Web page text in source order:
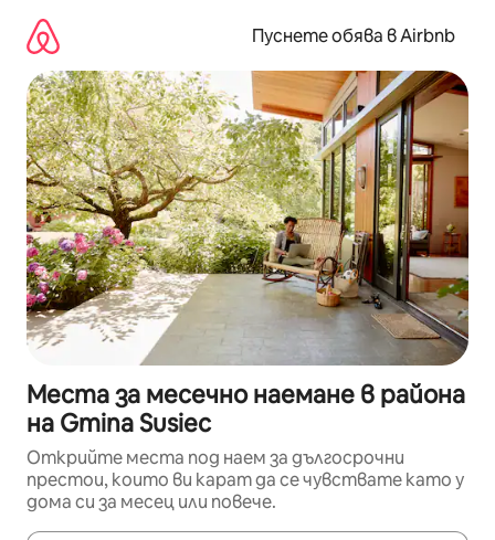
съдържанието
Пуснете обява в Airbnb
Места за месечно наемане в района
на Gmina Susiec
Открийте места под наем за дългосрочни
престои, които ви карат да се чувствате като у
дома си за месец или повече.